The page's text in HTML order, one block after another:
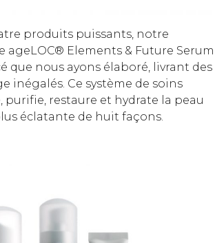
produits puissants, notre
ageLOC® Elements & Future Serum
que nous ayons élaboré, livrant des
inégalés. Ce système de soins
restaure et hydrate la peau
éclatante de huit façons.